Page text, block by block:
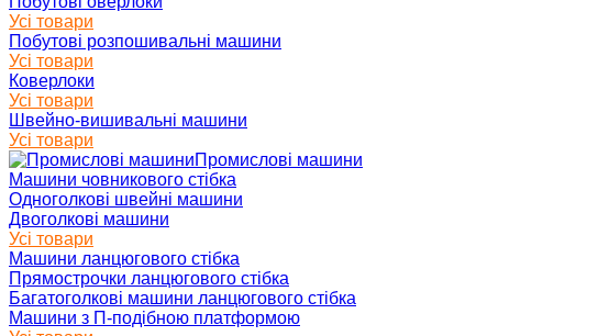
Усі товари
Побутові розпошивальні машини
Усі товари
Коверлоки
Усі товари
Швейно-вишивальні машини
Усі товари
Промислові машини
Машини човникового стібка
Одноголкові швейні машини
Двоголкові машини
Усі товари
Машини ланцюгового стібка
Прямострочки ланцюгового стібка
Багатоголкові машини ланцюгового стібка
Машини з П-подібною платформою